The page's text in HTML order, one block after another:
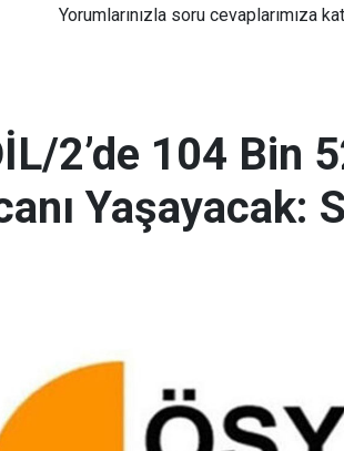
Yorumlarınızla soru cevaplarımıza
2’de 104 Bin
Yaşayacak: